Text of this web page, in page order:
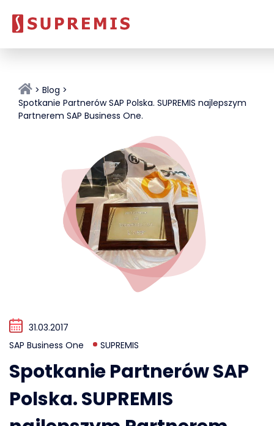
Blog
Spotkanie Partnerów SAP Polska. SUPREMIS najlepszym
Partnerem SAP Business One.
31.03.2017
SAP Business One
SUPREMIS
Spotkanie Partnerów SAP
Polska. SUPREMIS